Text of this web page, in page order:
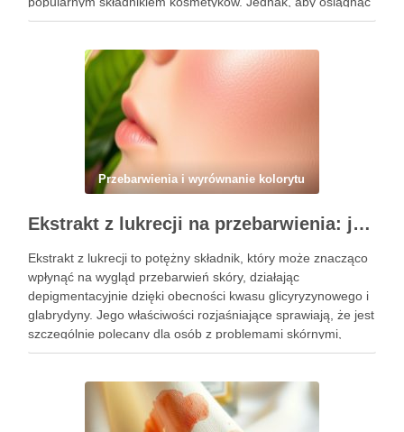
zamierzone efekty, kluczowe jest nie tylko jego odpowiednie
Przebarwienia i wyrównanie kolorytu
Ekstrakt z lukrecji na przebarwienia: jak działa i kiedy warto go stosować w pielęgnacji skóry
Ekstrakt z lukrecji to potężny składnik, który może znacząco
wpłynąć na wygląd przebarwień skóry, działając
depigmentacyjnie dzięki obecności kwasu glicyryzynowego i
glabrydyny. Jego właściwości rozjaśniające sprawiają, że jest
szczególnie polecany dla osób z problemami skórnymi,
takimi jak przebarwienia czy zmiany potrądzikowe. Warto